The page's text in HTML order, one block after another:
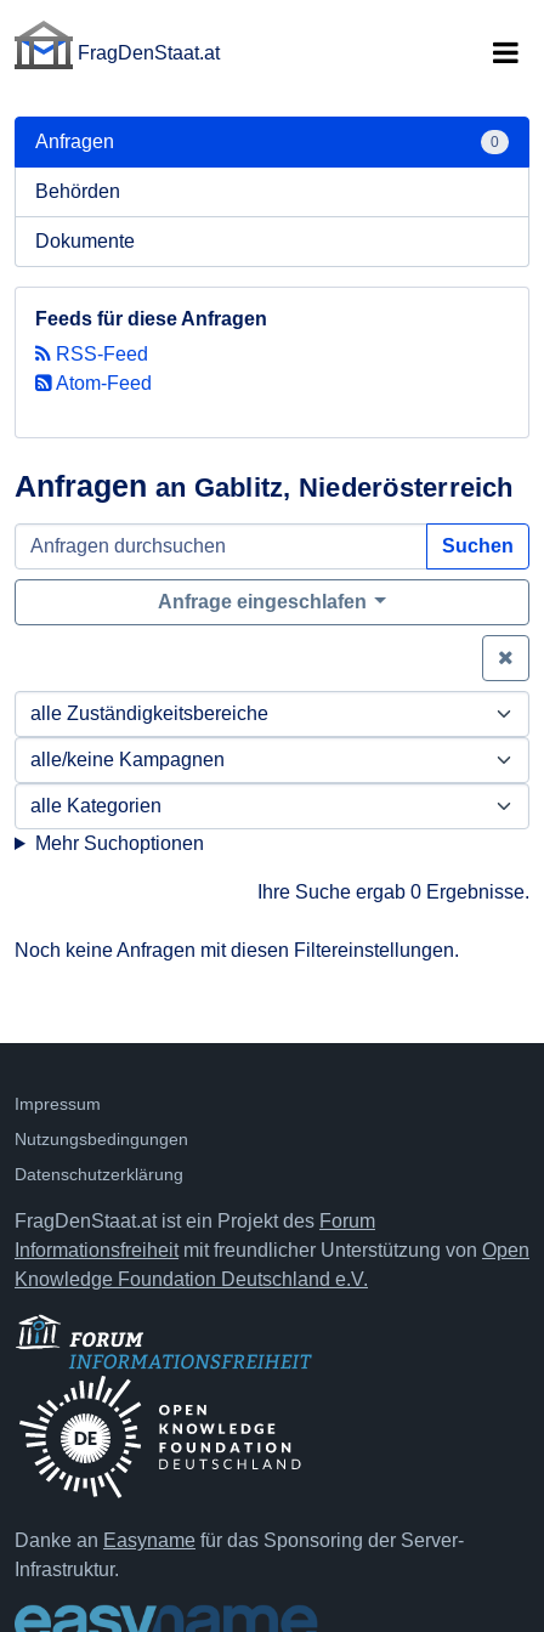
FragDenStaat.at
Anfragen an Gablitz, Niederösterreich
Suchen
Anfrage eingeschlafen
Mehr Suchoptionen
Ihre Suche ergab 0 Ergebnisse.
Noch keine Anfragen mit diesen Filtereinstellungen.
Anfragen 0
Behörden
Dokumente
Feeds für diese Anfragen
RSS-Feed
Atom-Feed
Impressum
Nutzungsbedingungen
Datenschutzerklärung
FragDenStaat.at ist ein Projekt des Forum
Informationsfreiheitmit freundlicher Unterstützung von Open
Knowledge Foundation Deutschland e.V.
Danke an Easyname für das Sponsoring der Server-
Infrastruktur.